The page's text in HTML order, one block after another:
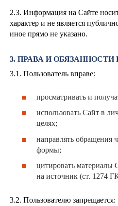
2.3. Информация на Сайте
характер и не является
иное прямо не указано.
3. ПРАВА И ОБЯЗАННОСТИ
3.1. Пользователь вправе:
просматривать и
использовать Сайт в
целях;
направлять обращения
формы;
цитировать материалы
на источник (ст. 1274
3.2. Пользователю запрещается: